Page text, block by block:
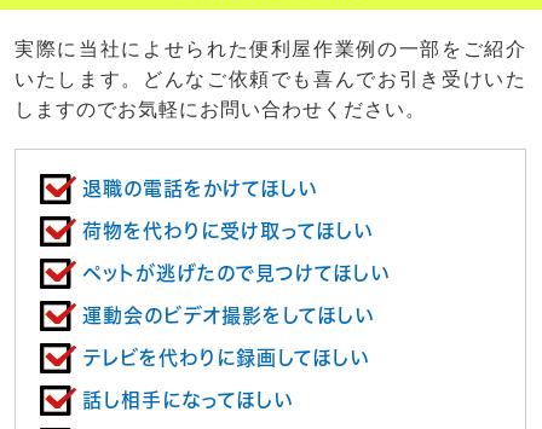
実際に当社によせられた便利屋作業例の一部をご紹介
いたします。どんなご依頼でも喜んでお引き受けいた
しますのでお気軽にお問い合わせください。
退職の電話をかけてほしい
荷物を代わりに受け取ってほしい
ペットが逃げたので見つけてほしい
運動会のビデオ撮影をしてほしい
テレビを代わりに録画してほしい
話し相手になってほしい